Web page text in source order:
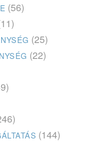
(56)
(25)
(22)
(144)